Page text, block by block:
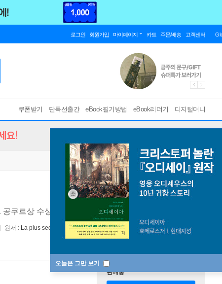
로그인 회원가입 마이페이지 카트 주문/배송 고객센터
쿠폰받기 단독선출간 eBook필기방법 eBook리더기 디지털머니
오늘은 그만 보기
요!
공쿠르상 수상작
원서 : La plus secrete memoire des hommes
판매중